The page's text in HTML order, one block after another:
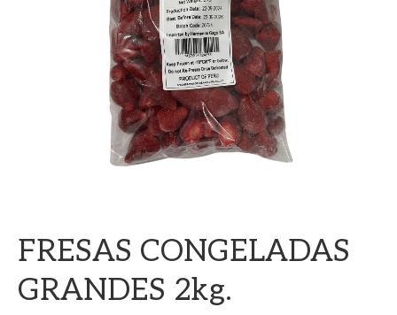
FRESAS CONGELADAS
GRANDES 2kg.